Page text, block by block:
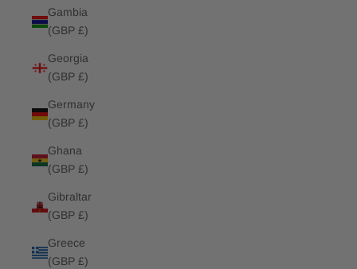
Gambia
(GBP £)
Georgia
(GBP £)
Germany
(GBP £)
Ghana
(GBP £)
Gibraltar
(GBP £)
Greece
(GBP £)